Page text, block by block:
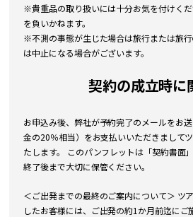
※貴重品の取り扱いには十分お気を付けく
を負いかねます。
※不測の事態が生じた場合は旅行または旅
は中止になる場合がございます。
契約の成立時に
お申込み後、弊社が予約完了のメールをお
金の20％相当）をお支払いいただきまして
たします。 このパンフレットは「契約書面
終了後まで大切に保管ください。
＜ご出発までの最終のご案内について＞ ツ
したお客様には、ご出発の約1か月前迄にご